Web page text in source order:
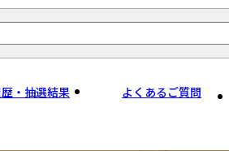
・抽選結果 よくあるご質問